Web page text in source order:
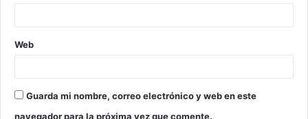
Web
Guarda mi nombre, correo electrónico y web en este
navegador para la próxima vez que comente.